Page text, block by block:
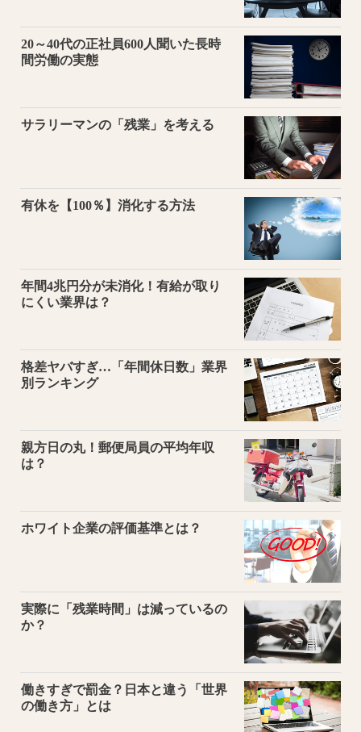
20～40代の正社員600人聞いた長時
間労働の実態
サラリーマンの「残業」を考える
有休を【100％】消化する方法
年間4兆円分が未消化！有給が取り
にくい業界は？
格差ヤバすぎ…「年間休日数」業界
別ランキング
親方日の丸！郵便局員の平均年収
は？
ホワイト企業の評価基準とは？
実際に「残業時間」は減っているの
か？
働きすぎで罰金？日本と違う「世界
の働き方」とは